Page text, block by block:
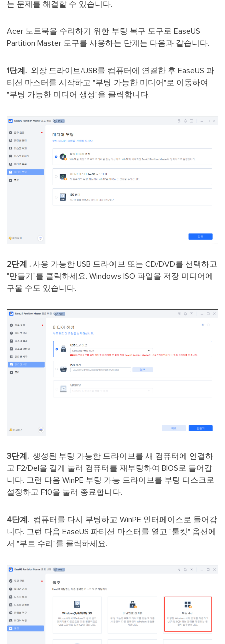
는 문제를 해결할 수 있습니다.
Acer 노트북을 수리하기 위한 부팅 복구 도구로 EaseUS
Partition Master 도구를 사용하는 단계는 다음과 같습니다.
1단계. 외장 드라이브/USB를 컴퓨터에 연결한 후 EaseUS 파
티션 마스터를 시작하고 "부팅 가능한 미디어"로 이동하여
"부팅 가능한 미디어 생성"을 클릭합니다.
2단계 .사용 가능한 USB 드라이브 또는 CD/DVD를 선택하고
"만들기"를 클릭하세요. Windows ISO 파일을 저장 미디어에
구울 수도 있습니다.
3단계.생성된 부팅 가능한 드라이브를 새 컴퓨터에 연결하
고 F2/Del을 길게 눌러 컴퓨터를 재부팅하여 BIOS로 들어갑
니다. 그런 다음 WinPE 부팅 가능 드라이브를 부팅 디스크로
설정하고 F10을 눌러 종료합니다.
4단계 . 컴퓨터를 다시 부팅하고 WinPE 인터페이스로 들어갑
니다. 그런 다음 EaseUS 파티션 마스터를 열고 "툴킷" 옵션에
서 "부트 수리"를 클릭하세요.